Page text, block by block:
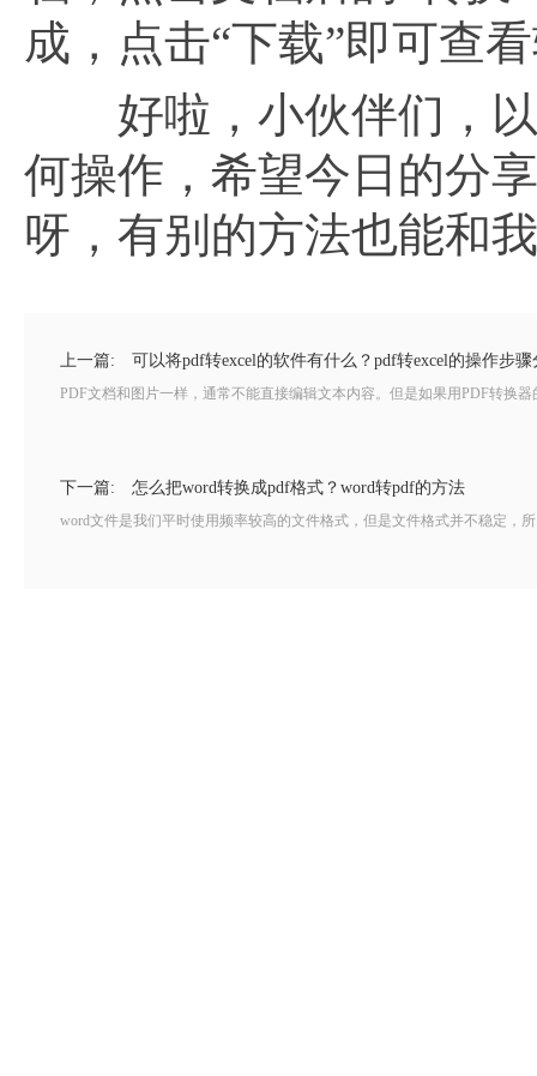
成，点击“下载”即可查
好啦，小伙伴们，以
何操作，希望今日的分
呀，有别的方法也能和
上一篇: 可以将pdf转excel的软件有什么？pdf转excel的操作步骤
PDF文档和图片一样，通常不能直接编辑文本内容。但是如果用PDF转换
下一篇: 怎么把word转换成pdf格式？word转pdf的方法
word文件是我们平时使用频率较高的文件格式，但是文件格式并不稳定，